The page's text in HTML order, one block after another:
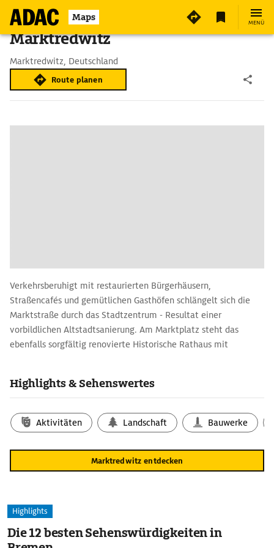
Maps MENÜ
Marktredwitz
Marktredwitz, Deutschland
Route planen
Verkehrsberuhigt mit restaurierten Bürgerhäusern,
Straßencafés und gemütlichen Gasthöfen schlängelt sich die
Marktstraße durch das Stadtzentrum - Resultat einer
vorbildlichen Altstadtsanierung. Am Marktplatz steht das
ebenfalls sorgfältig renovierte Historische Rathaus mit
Wappen von Eger. Sehenswert im Städtchen sind auch die
Highlights & Sehenswertes
Aktivitäten Landschaft Bauwerke
Marktredwitz entdecken
Highlights
Die 12 besten Sehenswürdigkeiten in